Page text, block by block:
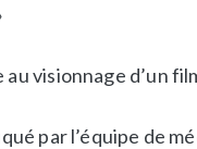
visionnage d’un
par l’équipe de